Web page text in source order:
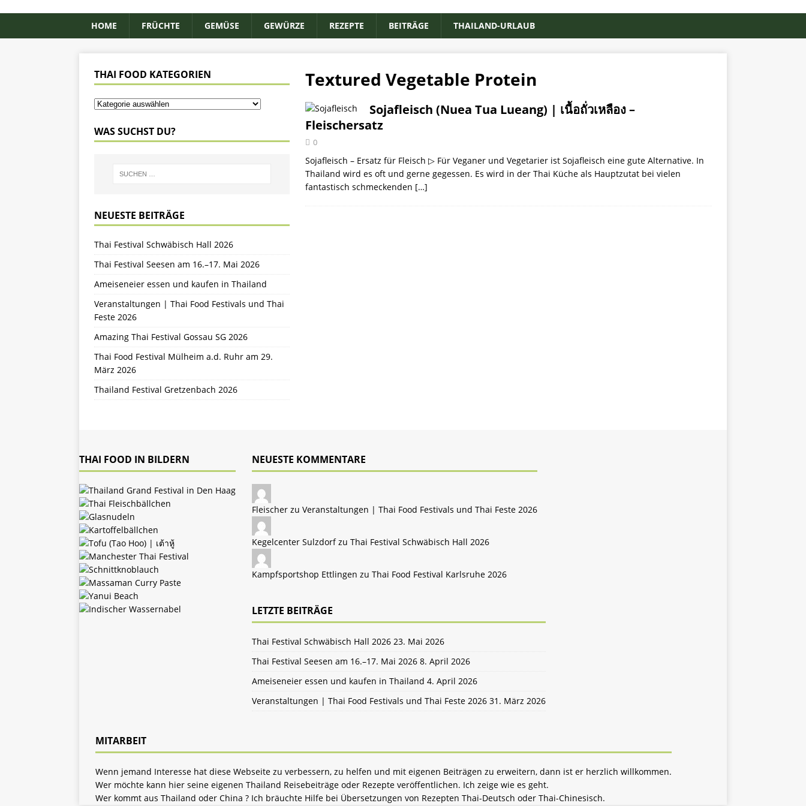
HOME FRÜCHTE GEMÜSE GEWÜRZE REZEPTE BEITRÄGE THAILAND-URLAUB
Textured Vegetable Protein
Sojafleisch (Nuea Tua Lueang) | เนื้อถั่วเหลือง –
Fleischersatz
0
Sojafleisch – Ersatz für Fleisch ▷ Für Veganer und Vegetarier ist Sojafleisch eine gute Alternative. In
Thailand wird es oft und gerne gegessen. Es wird in der Thai Küche als Hauptzutat bei vielen
fantastisch schmeckenden […]
THAI FOOD KATEGORIEN
WAS SUCHST DU?
NEUESTE BEITRÄGE
Thai Festival Schwäbisch Hall 2026
Thai Festival Seesen am 16.–17. Mai 2026
Ameiseneier essen und kaufen in Thailand
Veranstaltungen | Thai Food Festivals und Thai
Feste 2026
Amazing Thai Festival Gossau SG 2026
Thai Food Festival Mülheim a.d. Ruhr am 29.
März 2026
Thailand Festival Gretzenbach 2026
THAI FOOD IN BILDERN NEUESTE KOMMENTARE
Fleischer zu Veranstaltungen | Thai Food Festivals und Thai Feste 2026
Kegelcenter Sulzdorf zu Thai Festival Schwäbisch Hall 2026
Kampfsportshop Ettlingen zu Thai Food Festival Karlsruhe 2026
LETZTE BEITRÄGE
Thai Festival Schwäbisch Hall 2026 23. Mai 2026
Thai Festival Seesen am 16.–17. Mai 2026 8. April 2026
Ameiseneier essen und kaufen in Thailand 4. April 2026
Veranstaltungen | Thai Food Festivals und Thai Feste 2026 31. März 2026
MITARBEIT
Wenn jemand Interesse hat diese Webseite zu verbessern, zu helfen und mit eigenen Beiträgen zu erweitern, dann ist er herzlich willkommen.
Wer möchte kann hier seine eigenen Thailand Reisebeiträge oder Rezepte veröffentlichen. Ich zeige wie es geht.
Wer kommt aus Thailand oder China ? Ich bräuchte Hilfe bei Übersetzungen von Rezepten Thai-Deutsch oder Thai-Chinesisch.